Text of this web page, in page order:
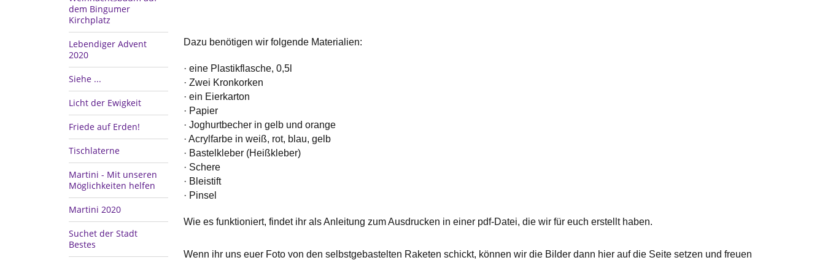
dem Bingumer
Kirchplatz
Lebendiger Advent
2020
Siehe ...
Licht der Ewigkeit
Friede auf Erden!
Tischlaterne
Martini - Mit unseren
Möglichkeiten helfen
Martini 2020
Suchet der Stadt
Bestes
Dazu benötigen wir folgende Materialien:
· eine Plastikflasche, 0,5l
· Zwei Kronkorken
· ein Eierkarton
· Papier
· Joghurtbecher in gelb und orange
· Acrylfarbe in weiß, rot, blau, gelb
· Bastelkleber (Heißkleber)
· Schere
· Bleistift
· Pinsel
Wie es funktioniert, findet ihr als Anleitung zum Ausdrucken in einer pdf-Datei, die wir für euch erstellt haben.
Wenn ihr uns euer Foto von den selbstgebastelten Raketen schickt, können wir die Bilder dann hier auf die Seite setzen und freuen